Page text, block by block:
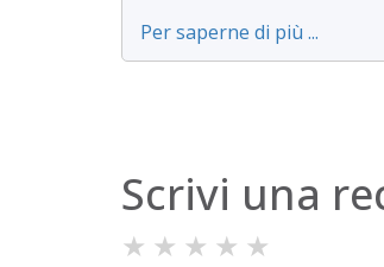
Per saperne di più ...
Scrivi una
★ ★ ★ ★ ★